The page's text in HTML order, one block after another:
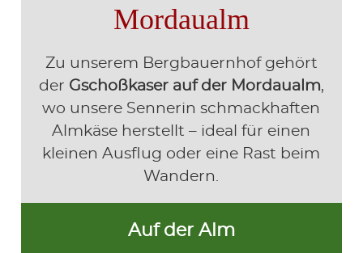
Mordaualm
Zu unserem Bergbauernhof gehört
der Gschoßkaser auf der Mordaualm,
wo unsere Sennerin schmackhaften
Almkäse herstellt – ideal für einen
kleinen Ausflug oder eine Rast beim
Wandern.
Auf der Alm